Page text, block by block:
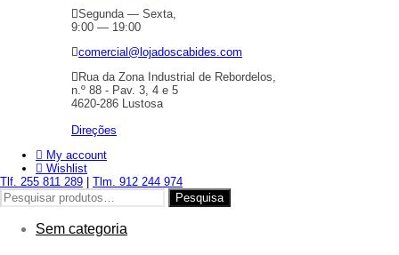
Segunda — Sexta,
9:00 — 19:00
comercial@lojadoscabides.com
Rua da Zona Industrial de Rebordelos,
n.º 88 - Pav. 3, 4 e 5
4620-286 Lustosa
Direções
My account
Wishlist
Tlf. 255 811 289
Tlm. 912 244 974
Pesquisar
por:
Pesquisa
Sem categoria